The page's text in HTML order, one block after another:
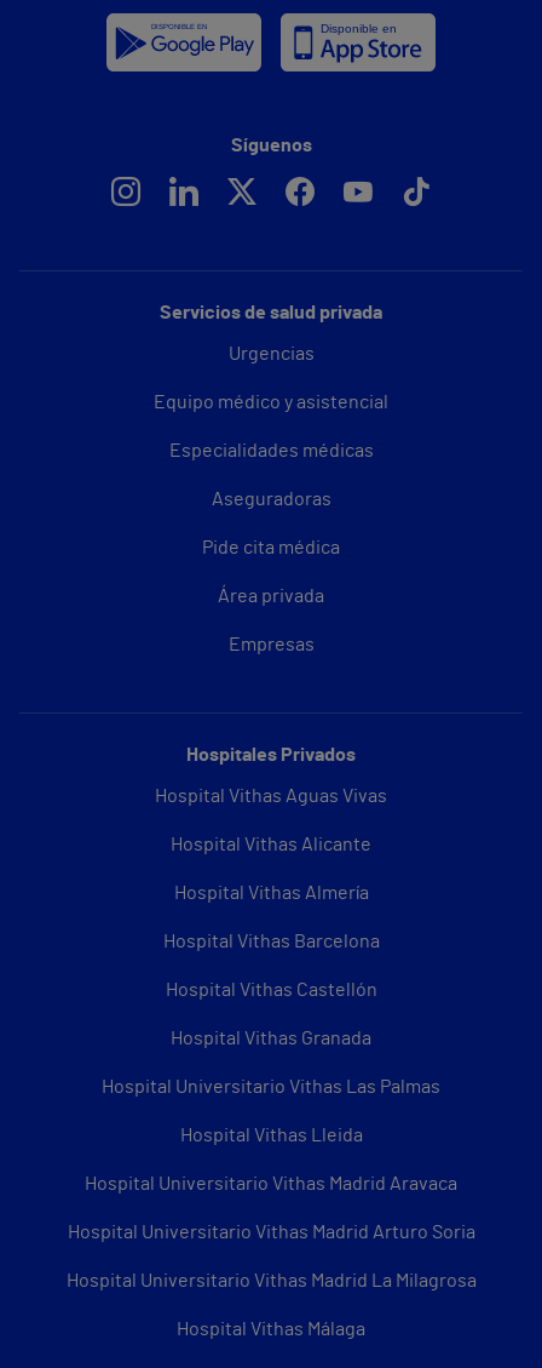
Servicios de salud privada
Urgencias
Equipo médico y asistencial
Especialidades médicas
Aseguradoras
Pide cita médica
Área privada
Empresas
Hospitales Privados
Hospital Vithas Aguas Vivas
Hospital Vithas Alicante
Hospital Vithas Almería
Hospital Vithas Barcelona
Hospital Vithas Castellón
Hospital Vithas Granada
Hospital Universitario Vithas Las Palmas
Hospital Vithas Lleida
Hospital Universitario Vithas Madrid Aravaca
Hospital Universitario Vithas Madrid Arturo Soria
Hospital Universitario Vithas Madrid La Milagrosa
Hospital Vithas Málaga
Síguenos